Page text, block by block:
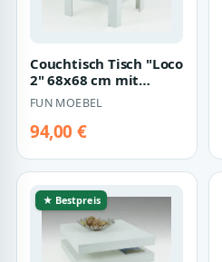
Couchtisch Tisch "Loco
2" 68x68 cm mit
Ablageboden Weiss
FUN MOEBEL
94,00 €
★ Bestpreis